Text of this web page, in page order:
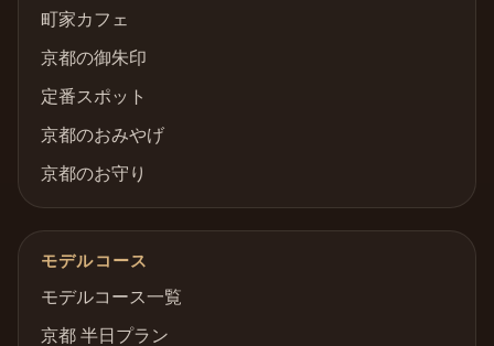
町家カフェ
京都の御朱印
定番スポット
京都のおみやげ
京都のお守り
モデルコース
モデルコース一覧
京都 半日プラン